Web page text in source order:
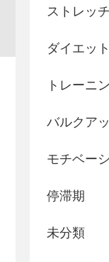
ストレッチ
ダイエッ
トレーニ
バルクア
モチベー
停滞期
未分類